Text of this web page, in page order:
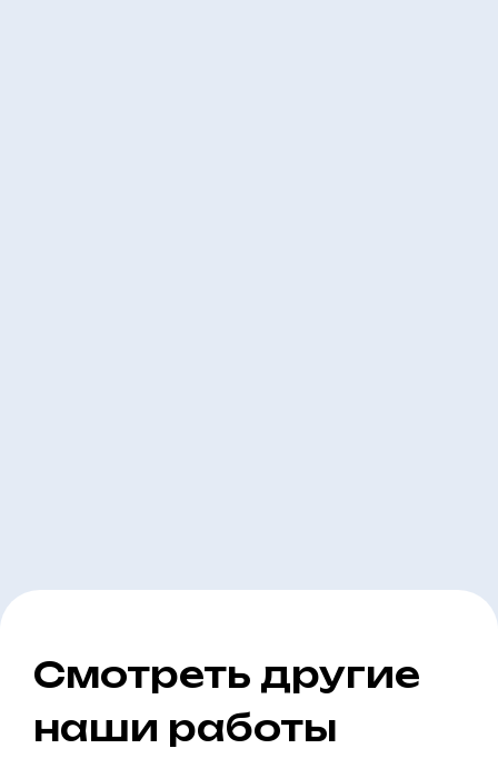
Смотреть другие
наши работы